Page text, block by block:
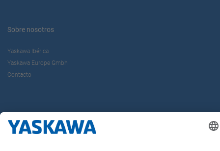
Sobre nosotros
Yaskawa Ibérica
Yaskawa Europe Gmbh
Contacto
¡Síguenos!